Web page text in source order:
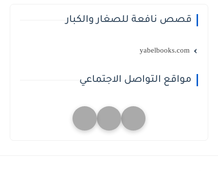
قصص نافعة للصغار والكبار
yabelbooks.com
مواقع التواصل الاجتماعي